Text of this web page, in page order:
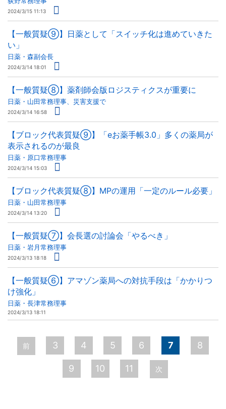
2024/3/15 11:13
【一般質疑⑨】日薬として「スイッチ化は進めていきた
い」
日薬・森副会長
2024/3/14 18:01
【一般質疑⑧】薬剤師会版ロジスティクスが重要に
日薬・山田常務理事、災害支援で
2024/3/14 16:58
【ブロック代表質疑⑨】「eお薬手帳3.0」多くの薬局が
表示されるのが最良
日薬・原口常務理事
2024/3/14 15:03
【ブロック代表質疑⑧】MPの運用「一定のルール必要」
日薬・山田常務理事
2024/3/14 13:20
【一般質疑⑦】会長選の討論会「やるべき」
日薬・岩月常務理事
2024/3/13 18:18
【一般質疑⑥】アマゾン薬局への対抗手段は「かかりつ
け強化」
日薬・長津常務理事
2024/3/13 18:11
ペ
ー
前 3 4 5 6 7 8
9 10 11 次